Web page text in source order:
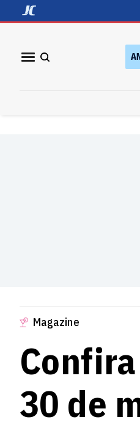
Magazine
30 de